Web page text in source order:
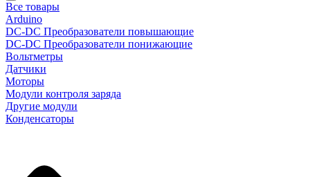
Все товары
Arduino
DC-DC Преобразователи повышающие
DC-DC Преобразователи понижающие
Вольтметры
Датчики
Моторы
Модули контроля заряда
Другие модули
Конденсаторы